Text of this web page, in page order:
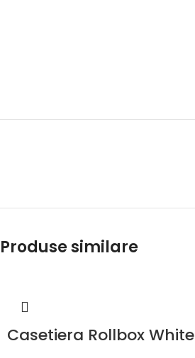
Produse similare
Casetiera Rollbox White